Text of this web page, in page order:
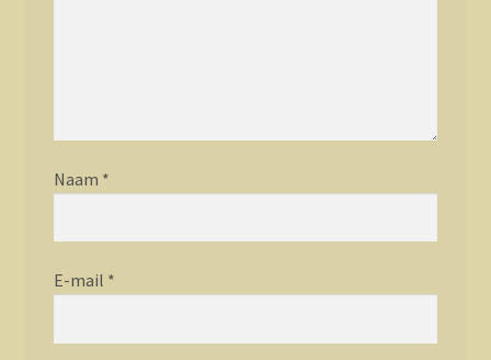
Naam *
E-mail *